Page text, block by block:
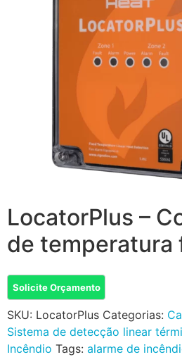
LocatorPlus –
de temperatura
Solicite Orçamento
SKU: LocatorPlus Categorias:
Sistema de detecção linear
Incêndio Tags: alarme de